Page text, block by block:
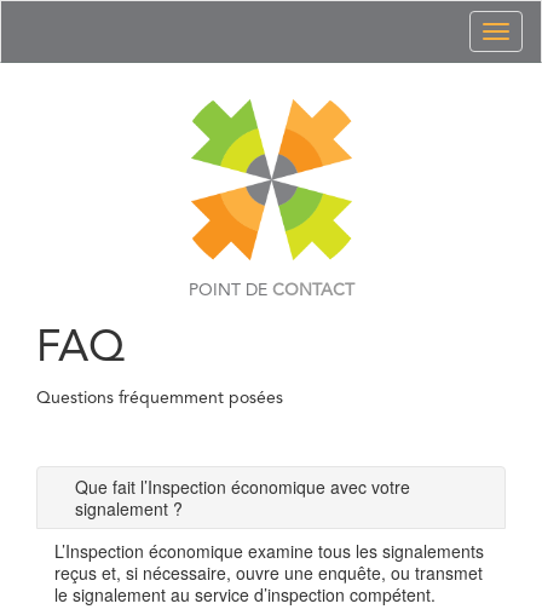
POINT DE CONTACT
FAQ
Questions fréquemment posées
Que fait l’Inspection économique avec votre
signalement ?
L’Inspection économique examine tous les signalements
reçus et, si nécessaire, ouvre une enquête, ou transmet
le signalement au service d’inspection compétent.